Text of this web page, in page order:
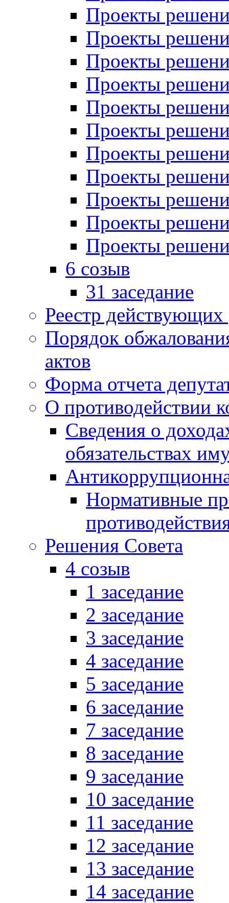
Проекты
Проекты
Проекты
Проекты
Проекты
Проекты
Проекты
Проекты
Проекты
Проекты
Проекты
6 созыв
31 заседание
Реестр
Порядок
актов
Форма отчета
О противодействии
Сведения о
обязательствах
Нормативные
Решения Совета
4 созыв
1 заседание
2 заседание
3 заседание
4 заседание
5 заседание
6 заседание
7 заседание
8 заседание
9 заседание
10 заседание
11 заседание
12 заседание
13 заседание
14 заседание